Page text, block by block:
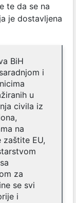
te da se na
je dostavljena
BiH
i
u
civila iz
na
zaštite EU,
za
se svi
i